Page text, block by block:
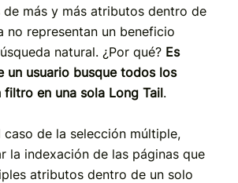
más y más atributos dentro de
no representan un beneficio
natural. ¿Por qué? Es
un usuario busque todos los
en una sola Long Tail.
caso de la selección múltiple,
la indexación de las páginas que
atributos dentro de un solo